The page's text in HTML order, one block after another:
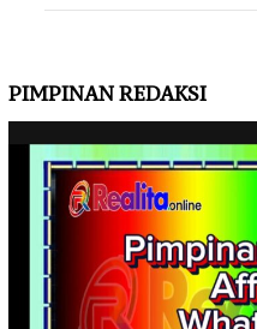
PIMPINAN REDAKSI